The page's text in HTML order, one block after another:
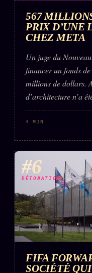
567
PRIX D’UNE
CHEZ META
Un juge du
financer un fonds
millions de dollars.
d’architecture n’a
4 MIN
#6
DÉTONATION
FIFA
SOCIÉTÉ